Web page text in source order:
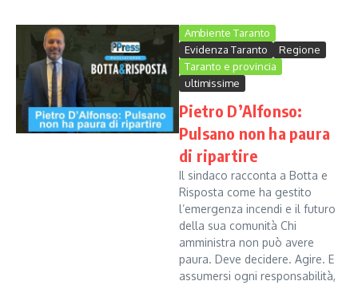
Ambiente Taranto
Evidenza Taranto
Regione
Taranto e provincia
ultimissime
Pietro D’Alfonso:
Pulsano non ha paura
di ripartire
Il sindaco racconta a Botta e
Risposta come ha gestito
l’emergenza incendi e il futuro
della sua comunità Chi
amministra non può avere
paura. Deve decidere. Agire. E
assumersi ogni responsabilità,